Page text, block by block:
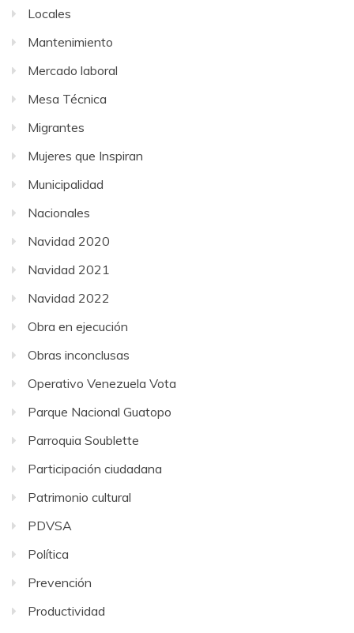
Locales
Mantenimiento
Mercado laboral
Mesa Técnica
Migrantes
Mujeres que Inspiran
Municipalidad
Nacionales
Navidad 2020
Navidad 2021
Navidad 2022
Obra en ejecución
Obras inconclusas
Operativo Venezuela Vota
Parque Nacional Guatopo
Parroquia Soublette
Participación ciudadana
Patrimonio cultural
PDVSA
Política
Prevención
Productividad